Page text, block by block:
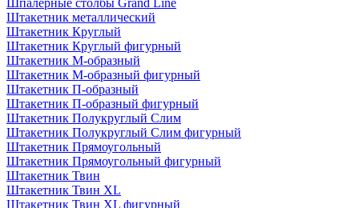
Шпалерные столбы Grand Line
Штакетник металлический
Штакетник Круглый
Штакетник Круглый фигурный
Штакетник М-образный
Штакетник М-образный фигурный
Штакетник П-образный
Штакетник П-образный фигурный
Штакетник Полукруглый Слим
Штакетник Полукруглый Слим фигурный
Штакетник Прямоугольный
Штакетник Прямоугольный фигурный
Штакетник Твин
Штакетник Твин XL
Штакетник Твин XL фигурный